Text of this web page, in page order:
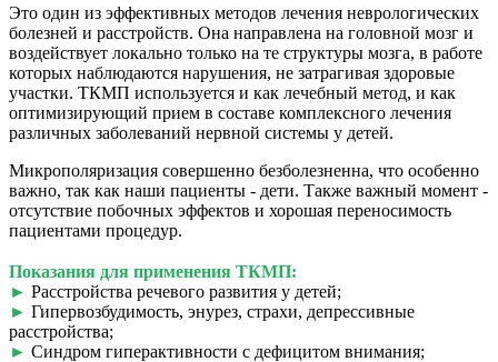
Это один из эффективных методов лечения неврологических
болезней и расстройств. Она направлена на головной мозг и
воздействует локально только на те структуры мозга, в работе
которых наблюдаются нарушения, не затрагивая здоровые
участки. ТКМП используется и как лечебный метод, и как
оптимизирующий прием в составе комплексного лечения
различных заболеваний нервной системы у детей.
Микрополяризация совершенно безболезненна, что особенно
важно, так как наши пациенты - дети. Также важный момент -
отсутствие побочных эффектов и хорошая переносимость
пациентами процедур.
Показания для применения ТКМП:
► Расстройства речевого развития у детей;
► Гипервозбудимость, энурез, страхи, депрессивные
расстройства;
► Синдром гиперактивности с дефицитом внимания;